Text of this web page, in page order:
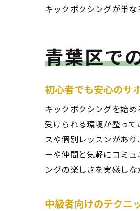
キックボクシングが単
青葉区で
初心者でも安心のサ
キックボクシングを始
受けられる環境が整っ
スや個別レッスンがあ
ーや仲間と気軽にコミ
ングの楽しさを実感し
中級者向けのテクニ